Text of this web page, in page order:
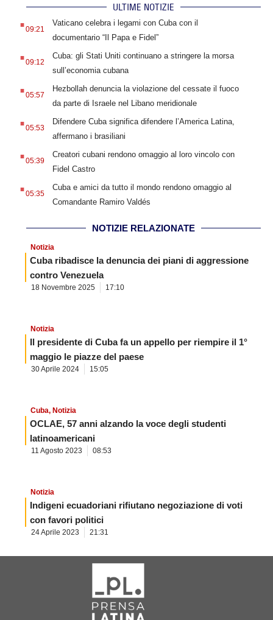
ULTIME NOTIZIE
.09:21
Vaticano celebra i legami con Cuba con il
documentario “Il Papa e Fidel”
.09:12
Cuba: gli Stati Uniti continuano a stringere la morsa
sull’economia cubana
.05:57
Hezbollah denuncia la violazione del cessate il fuoco
da parte di Israele nel Libano meridionale
.05:53
Difendere Cuba significa difendere l’America Latina,
affermano i brasiliani
.05:39
Creatori cubani rendono omaggio al loro vincolo con
Fidel Castro
.05:35
Cuba e amici da tutto il mondo rendono omaggio al
Comandante Ramiro Valdés
NOTIZIE RELAZIONATE
Notizia
Cuba ribadisce la denuncia dei piani di aggressione
contro Venezuela
18 Novembre 2025 17:10
Notizia
Il presidente di Cuba fa un appello per riempire il 1°
maggio le piazze del paese
30 Aprile 2024 15:05
Cuba, Notizia
OCLAE, 57 anni alzando la voce degli studenti
latinoamericani
11 Agosto 2023 08:53
Notizia
Indigeni ecuadoriani rifiutano negoziazione di voti
con favori politici
24 Aprile 2023 21:31